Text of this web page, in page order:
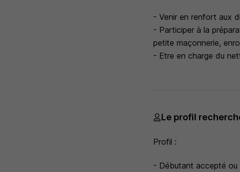
- Venir en renfort aux
- Participer à la
petite maçonnerie,
- Etre en charge du
Le profil
Profil :
- Débutant accepté ou